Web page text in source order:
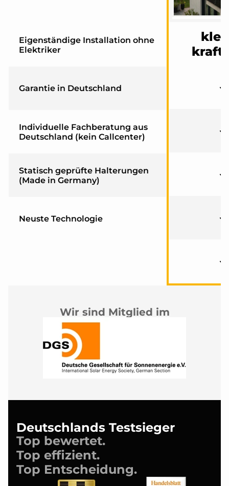
Eigenständige Installation ohne
Elektriker
Garantie in Deutschland
Individuelle Fachberatung aus
Deutschland (kein Callcenter)
Statisch geprüfte Halterungen
(Made in Germany)
Neuste Technologie
Wir sind Mitglied im
Deutschlands Testsieger
Top bewertet.
Top effizient.
Top Entscheidung.